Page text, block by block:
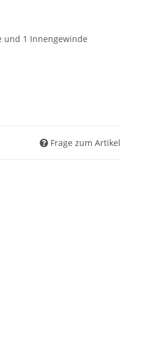
und 1 Innengewinde
Frage zum Artikel